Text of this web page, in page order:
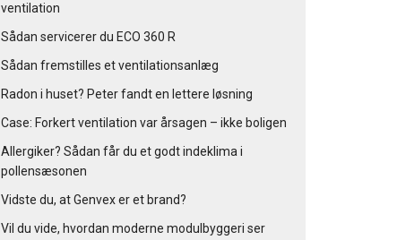
ventilation
Sådan servicerer du ECO 360 R
Sådan fremstilles et ventilationsanlæg
Radon i huset? Peter fandt en lettere løsning
Case: Forkert ventilation var årsagen – ikke boligen
Allergiker? Sådan får du et godt indeklima i
pollensæsonen
Vidste du, at Genvex er et brand?
Vil du vide, hvordan moderne modulbyggeri ser